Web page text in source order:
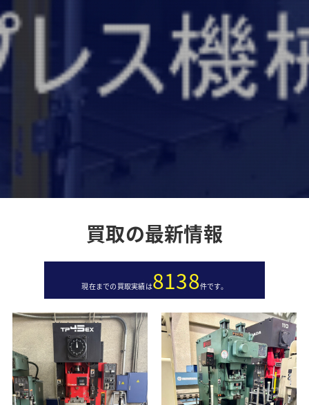
買取の最新情報
現在までの買取実績は8138件です。